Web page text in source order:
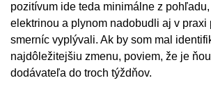
pozitívum ide teda minimálne z
elektrinou a plynom nadobudli aj v praxi
smerníc vyplývali. Ak by som mal
najdôležitejšiu zmenu, poviem, že je
dodávateľa do troch týždňov.